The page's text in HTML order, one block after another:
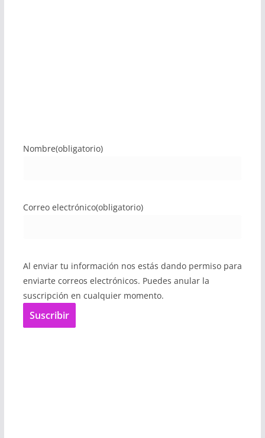
Nombre(obligatorio)
Correo electrónico(obligatorio)
Al enviar tu información nos estás dando permiso para
enviarte correos electrónicos. Puedes anular la
suscripción en cualquier momento.
Suscribir